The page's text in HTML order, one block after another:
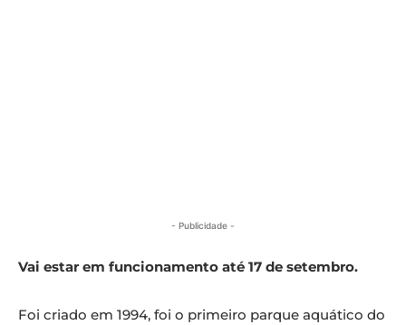
- Publicidade -
Vai estar em funcionamento até 17 de setembro.
Foi criado em 1994, foi o primeiro parque aquático do